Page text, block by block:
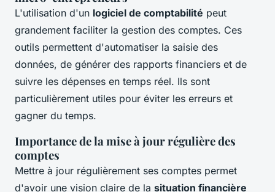
L'utilisation d'un logiciel de comptabilité peut
grandement faciliter la gestion des comptes. Ces
outils permettent d'automatiser la saisie des
données, de générer des rapports financiers et de
suivre les dépenses en temps réel. Ils sont
particulièrement utiles pour éviter les erreurs et
gagner du temps.
Importance de la mise à jour régulière des
comptes
Mettre à jour régulièrement ses comptes permet
d'avoir une vision claire de la situation financière